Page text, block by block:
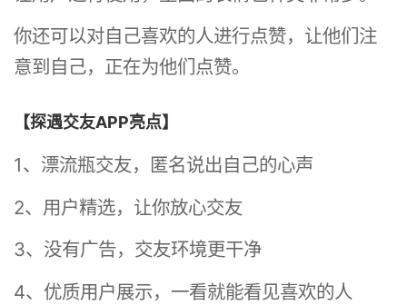
你还可以对自己喜欢的人进行点赞，让他们注
意到自己，正在为他们点赞。
【探遇交友APP亮点】
1、漂流瓶交友，匿名说出自己的心声
2、用户精选，让你放心交友
3、没有广告，交友环境更干净
4、优质用户展示，一看就能看见喜欢的人